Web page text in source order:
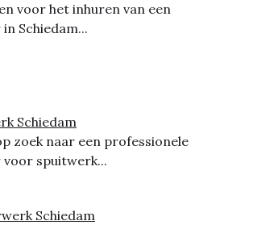
voor het inhuren van een
Schiedam...
Schiedam
zoek naar een professionele
spuitwerk...
Schiedam